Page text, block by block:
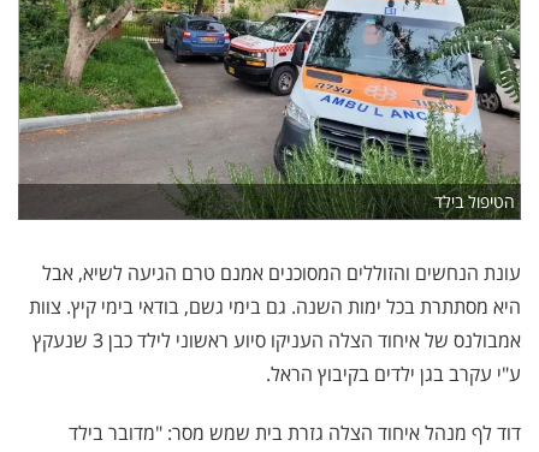
הטיפול בילד
עונת הנחשים והזוללים המסוכנים אמנם טרם הגיעה לשיא, אבל
היא מסתתרת בכל ימות השנה. גם בימי גשם, בודאי בימי קיץ. צוות
אמבולנס של איחוד הצלה העניקו סיוע ראשוני לילד כבן 3 שנעקץ
ע"י עקרב בגן ילדים בקיבוץ הראל.
דוד לף מנהל איחוד הצלה גזרת בית שמש מסר: "מדובר בילד